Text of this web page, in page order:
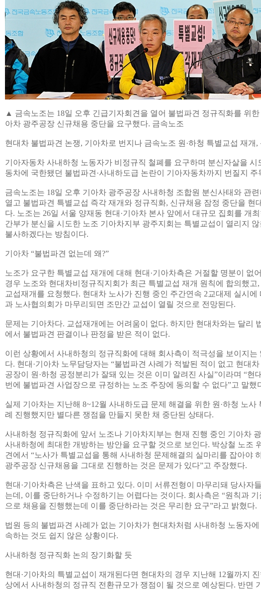
▲ 금속노조는 18일 오후 긴급기자회견을 열어 불법파견 정규직화를 위한
아차 광주공장 신규채용 중단을 요구했다. 금속노조
현대차 불법파견 논쟁, 기아차로 번지나 금속노조 원·하청 특별교섭 재개
기아자동차 사내하청 노동자가 비정규직 철폐를 요구하며 분신자살을 시
동차에 국한됐던 불법파견·사내하도급 논란이 기아자동차까지 번질지 주
금속노조는 18일 오후 기아차 광주공장 사내하청 조합원 분신사태와 관
열고 불법파견 특별교섭 즉각 재개와 정규직화, 신규채용 잠정 중단을 현
다. 노조는 26일 서울 양재동 현대·기아차 본사 앞에서 대규모 집회를 개
간부가 분신을 시도한 노조 기아차지부 광주지회는 특별교섭이 열리지
불사하겠다는 방침이다.
기아차 “불법파견 없는데 왜?”
노조가 요구한 특별교섭 재개에 대해 현대·기아차측은 거절할 명분이 없
경우 노조와 현대차비정규직지회가 최근 특별교섭 재개 원칙에 합의했고
교섭재개를 요청했다. 현대차 노사가 진행 중인 주간연속 2교대제 실시에
과 노사협의회가 마무리되면 조만간 교섭이 열릴 것으로 전망된다.
문제는 기아차다. 교섭재개에는 어려움이 없다. 하지만 현대차와는 달리
에서 불법파견 판결이나 판정을 받은 적이 없다.
이런 상황에서 사내하청의 정규직화에 대해 회사측이 적극성을 보이지는
다. 현대·기아차 노무담당자는 “불법파견 사례가 적발된 적이 없고 현대
공장이 원·하청 공정분리가 잘돼 있는 것은 이미 알려진 사실”이라며 “현
번에 불법파견 사업장으로 규정하는 노조 주장에 동의할 수 없다”고 말했
실제 기아차는 지난해 8~12월 사내하도급 문제 해결을 위한 원·하청 노사
례 진행했지만 별다른 쟁점을 만들지 못한 채 중단된 상태다.
사내하청 정규직화에 앞서 노조나 기아차지부는 현재 진행 중인 기아차
사내하청에 최대한 개방하는 방안을 요구할 것으로 보인다. 박상철 노조
견에서 “노사가 특별교섭을 통해 사내하청 문제해결의 실마리를 잡아야
광주공장 신규채용을 그대로 진행하는 것은 문제가 있다”고 주장했다.
현대·기아차측은 난색을 표하고 있다. 이미 서류전형이 마무리돼 당사자
는데, 이를 중단하거나 수정하기는 어렵다는 것이다. 회사측은 “원칙과
으로 채용을 진행했는데 이를 중단하라는 것은 무리한 요구”라고 밝혔다.
법원 등의 불법파견 사례가 없는 기아차가 현대차처럼 사내하청 노동자
속하는 것도 쉽지 않은 상황이다.
사내하청 정규직화 논의 장기화할 듯
현대·기아차의 특별교섭이 재개된다면 현대차의 경우 지난해 12월까지
상에서 사내하청의 정규직 전환규모가 쟁점이 될 것으로 예상된다. 반면